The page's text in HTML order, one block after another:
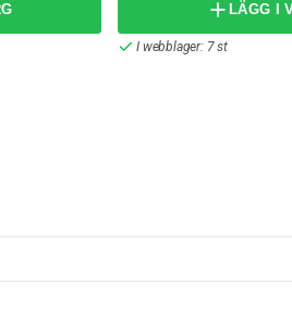
LÄGG I
I webblager: 7 st